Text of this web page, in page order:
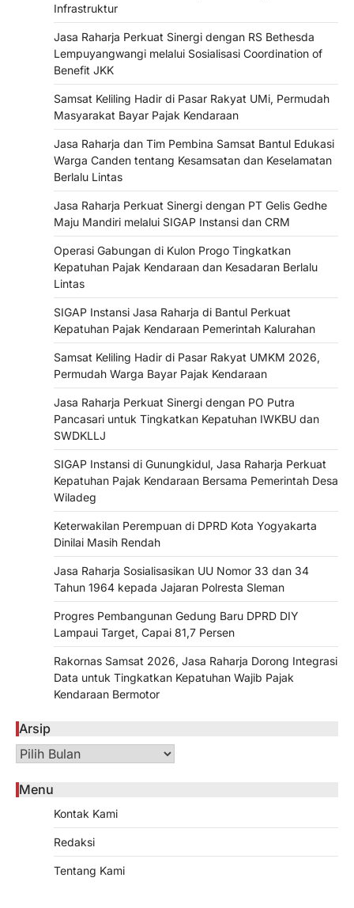
Infrastruktur
Jasa Raharja Perkuat Sinergi dengan RS Bethesda
Lempuyangwangi melalui Sosialisasi Coordination of
Benefit JKK
Samsat Keliling Hadir di Pasar Rakyat UMi, Permudah
Masyarakat Bayar Pajak Kendaraan
Jasa Raharja dan Tim Pembina Samsat Bantul Edukasi
Warga Canden tentang Kesamsatan dan Keselamatan
Berlalu Lintas
Jasa Raharja Perkuat Sinergi dengan PT Gelis Gedhe
Maju Mandiri melalui SIGAP Instansi dan CRM
Operasi Gabungan di Kulon Progo Tingkatkan
Kepatuhan Pajak Kendaraan dan Kesadaran Berlalu
Lintas
SIGAP Instansi Jasa Raharja di Bantul Perkuat
Kepatuhan Pajak Kendaraan Pemerintah Kalurahan
Samsat Keliling Hadir di Pasar Rakyat UMKM 2026,
Permudah Warga Bayar Pajak Kendaraan
Jasa Raharja Perkuat Sinergi dengan PO Putra
Pancasari untuk Tingkatkan Kepatuhan IWKBU dan
SWDKLLJ
SIGAP Instansi di Gunungkidul, Jasa Raharja Perkuat
Kepatuhan Pajak Kendaraan Bersama Pemerintah Desa
Wiladeg
Keterwakilan Perempuan di DPRD Kota Yogyakarta
Dinilai Masih Rendah
Jasa Raharja Sosialisasikan UU Nomor 33 dan 34
Tahun 1964 kepada Jajaran Polresta Sleman
Progres Pembangunan Gedung Baru DPRD DIY
Lampaui Target, Capai 81,7 Persen
Rakornas Samsat 2026, Jasa Raharja Dorong Integrasi
Data untuk Tingkatkan Kepatuhan Wajib Pajak
Kendaraan Bermotor
Arsip
Arsip
Menu
Kontak Kami
Redaksi
Tentang Kami